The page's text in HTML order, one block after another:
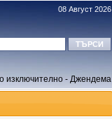
08 Август 2026
изключително - Джендема